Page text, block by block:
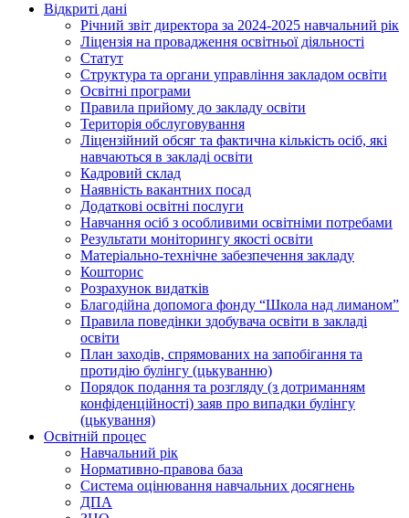
Відкриті дані
Річний звіт директора за 2024-2025 навчальний рік
Ліцензія на провадження освітньої діяльності
Статут
Структура та органи управління закладом освіти
Освiтнi програми
Правила прийому до закладу освіти
Територiя обслуговування
Ліцензійний обсяг та фактична кількість осіб, які
навчаються в закладі освіти
Кадровий склад
Наявність вакантних посад
Додатковi освiтнi послуги
Навчання осіб з особливими освітніми потребами
Результати моніторингу якості освіти
Матеріально-технічне забезпечення закладу
Кошторис
Розрахунок видатків
Благодійна допомога фонду “Школа над лиманом”
Правила поведінки здобувача освіти в закладі
освіти
План заходів, спрямованих на запобігання та
протидію булінгу (цькуванню)
Порядок подання та розгляду (з дотриманням
конфіденційності) заяв про випадки булінгу
(цькування)
Освітній процес
Навчальний рік
Нормативно-правова база
Система оцінювання навчальних досягнень
ДПА